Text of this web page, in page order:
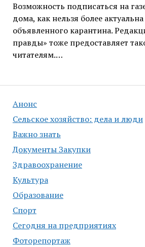
Анонс
Сельское хозяйство: дела и люди
Важно знать
Документы Закупки
Здравоохранение
Культура
Образование
Спорт
Сегодня на предприятиях
Фоторепортаж
Возможность подписаться на
дома, как нельзя более
объявленного карантина.
правды» тоже предоставляет
читателям.…